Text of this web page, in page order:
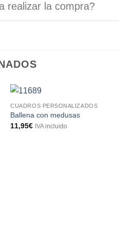
realizar la compra?
CUADROS PERSONALIZADOS
Ballena con medusas
11,95€ IVA incluido